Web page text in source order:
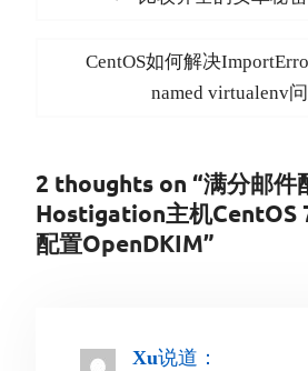
Next
CentOS如何解决
named virtualenv
2 thoughts on “满分邮件
Hostigation主机CentOS
配置OpenDKIM”
Xu说道：